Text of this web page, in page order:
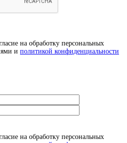
на обработку персональных
и политикой конфиденциальности
на обработку персональных